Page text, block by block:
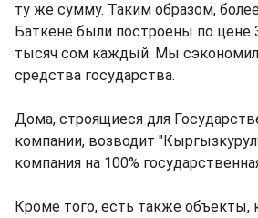
ту же сумму. Таким образом,
Баткене были построены по цене
тысяч сом каждый. Мы
средства государства.
Дома, строящиеся для
компании, возводит
компания на 100%
Кроме того, есть также объекты,